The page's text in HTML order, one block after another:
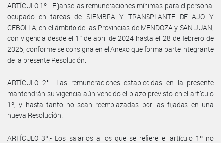
ARTÍCULO 1º.- Fíjanse las remuneraciones mínimas para el personal
ocupado en tareas de SIEMBRA Y TRANSPLANTE DE AJO Y
CEBOLLA, en el ámbito de las Provincias de MENDOZA y SAN JUAN,
con vigencia desde el 1° de abril de 2024 hasta el 28 de febrero de
2025, conforme se consigna en el Anexo que forma parte integrante
de la presente Resolución.
ARTÍCULO 2°.- Las remuneraciones establecidas en la presente
mantendrán su vigencia aún vencido el plazo previsto en el artículo
1º, y hasta tanto no sean reemplazadas por las fijadas en una
nueva Resolución.
ARTÍCULO 3º.- Los salarios a los que se refiere el artículo 1º no